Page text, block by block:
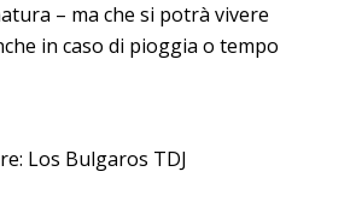
– ma che si potrà vivere
in caso di pioggia o tempo
Los Bulgaros TDJ